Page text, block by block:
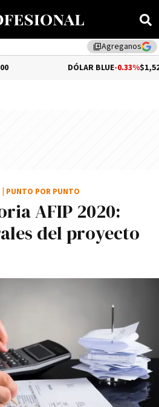
library_addAgreganos
DÓLAR BLUE-0.33%$1,525.00
AFIP 2020:
del proyecto
PUNTO POR PUNTO